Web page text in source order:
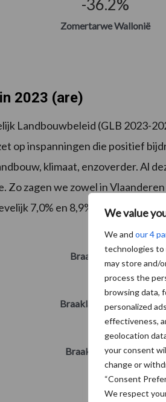
We value
We and our 4
technologies to
may store and/
process the
browsing data,
personalized
effectiveness,
geolocation
your consent
change or
“Consent
We respect
-36.2%
Zomertarwe Wallonië
2023 (are)
Landbouwbeleid (GLB 2023-
op inspanningen die positief
klimaat, enzoverder. Al
Zo zagen we zowel in
7,0% en 8,9%.
7.8%
Braakland België
7.0%
Braakland Vlaanderen
8.9%
Braakland Wallonië